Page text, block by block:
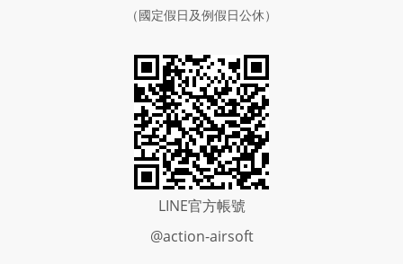
（國定假日及例假日公休）
LINE官方帳號
@action-airsoft